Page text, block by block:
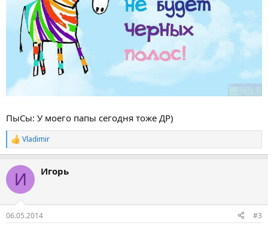
ПыСы: У моего папы сегодня тоже ДР)
Р
е
к
и
Vladimir
И Игорь
06.05.2014 #3